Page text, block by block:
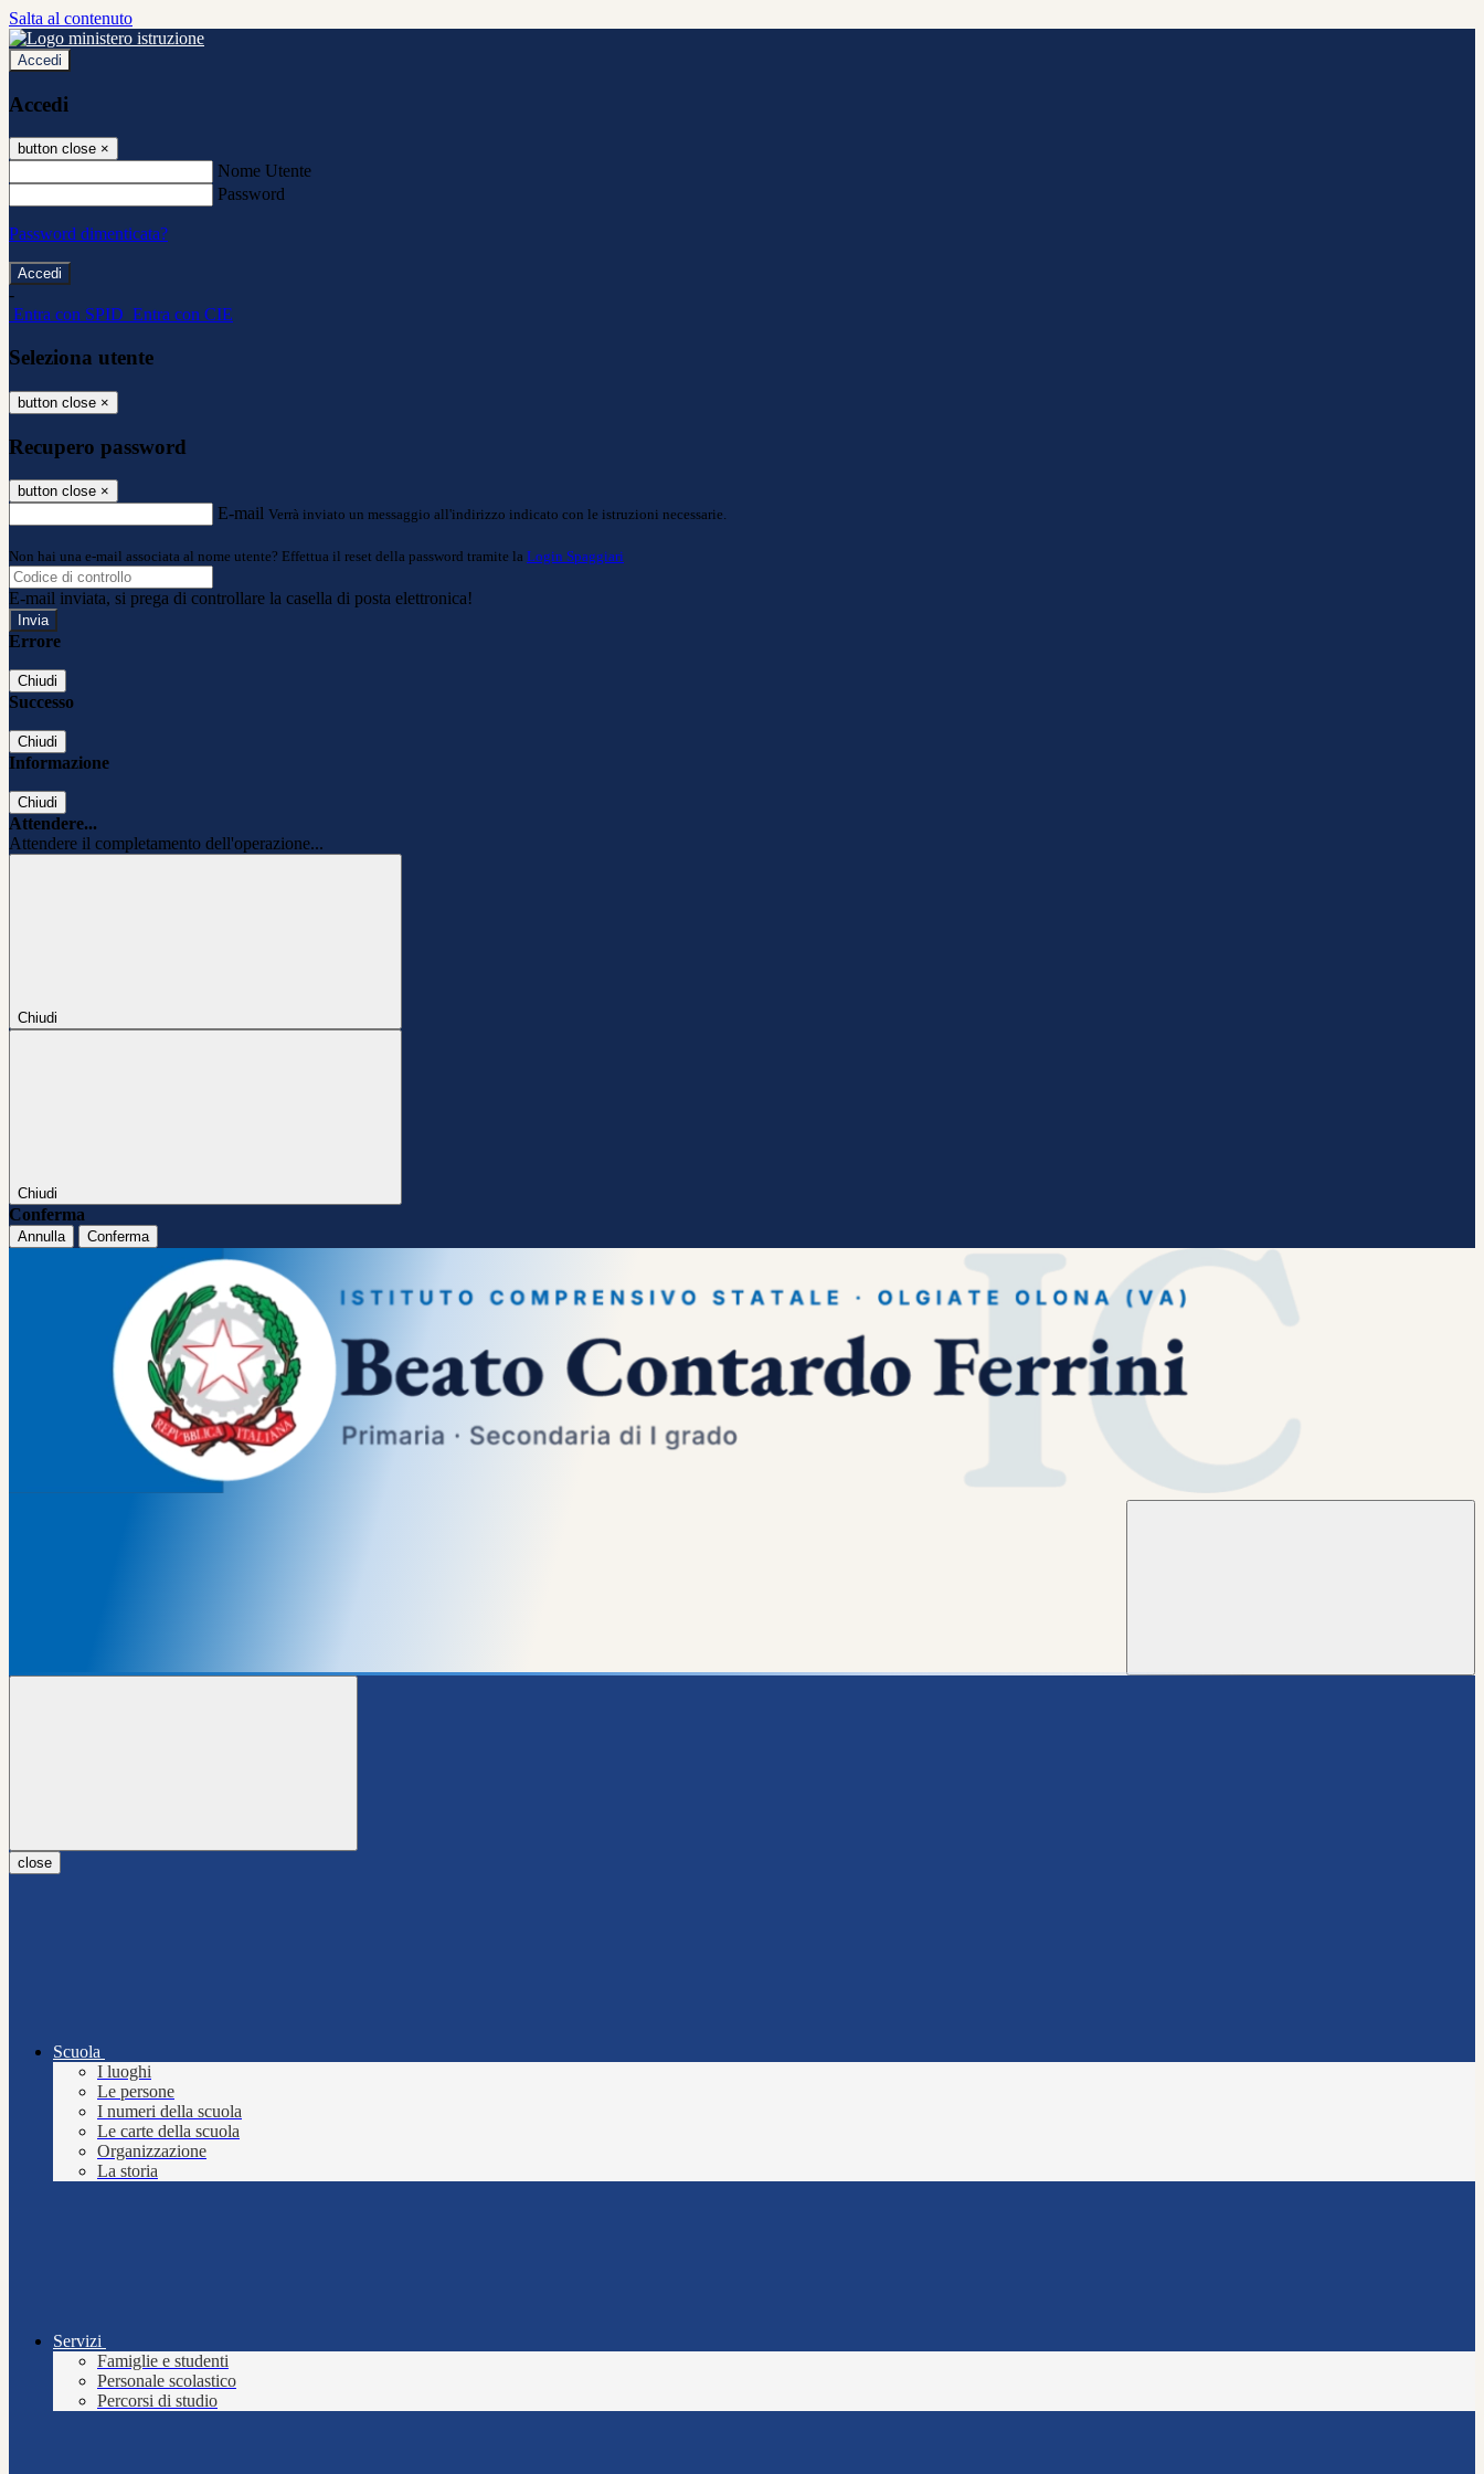
Salta al contenuto
Accedi
Accedi
button close ×
Nome Utente
Password
Password dimenticata?
-
Entra con SPID Entra con CIE
Seleziona utente
button close ×
Recupero password
button close ×
E-mail Verrà inviato un messaggio all'indirizzo indicato con le istruzioni necessarie.
Non hai una e-mail associata al nome utente? Effettua il reset della password tramite la Login Spaggiari
E-mail inviata, si prega di controllare la casella di posta elettronica!
Errore
Chiudi
Successo
Chiudi
Informazione
Chiudi
Attendere...
Attendere il completamento dell'operazione...
Chiudi
Chiudi
Conferma
Annulla Conferma
close
Scuola
I luoghi
Le persone
I numeri della scuola
Le carte della scuola
Organizzazione
La storia
Servizi
Famiglie e studenti
Personale scolastico
Percorsi di studio